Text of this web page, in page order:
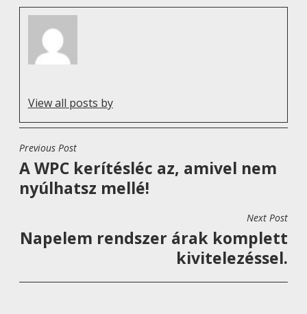
View all posts by
B
E
J
G
Previous Post
A WPC kerítésléc az, amivel nem
nyúlhatsz mellé!
Next Post
Napelem rendszer árak komplett
kivitelezéssel.